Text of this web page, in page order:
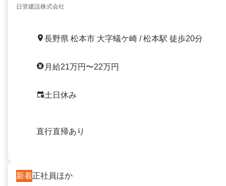
日管建設株式会社
長野県 松本市 大字蟻ケ崎 / 松本駅 徒歩20分
月給21万円〜22万円
土日休み
直行直帰あり
新着正社員ほか